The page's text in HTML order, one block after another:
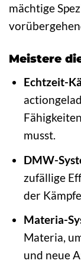
mächtige
Meistere
Echtzeit-
musst.
DMW-
zufällige
der
Materia-
Materia,
und neue